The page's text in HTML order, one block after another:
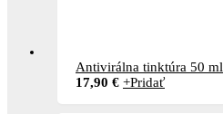
Antivirálna tinktúra 50 ml
17,90 € +Pridať